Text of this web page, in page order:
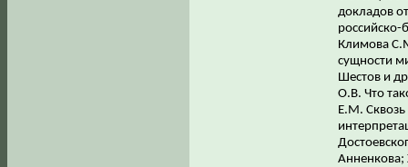
докладов
российско-
Климова
сущности
Шестов и
О.В. Что
Е.М. Сквозь
Анненкова;